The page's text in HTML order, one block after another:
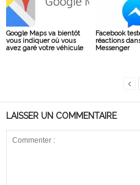
Google Maps va bientôt
vous indiquer où vous
avez garé votre véhicule
Facebook
réactions
Messenger
LAISSER UN COMMENTAIRE